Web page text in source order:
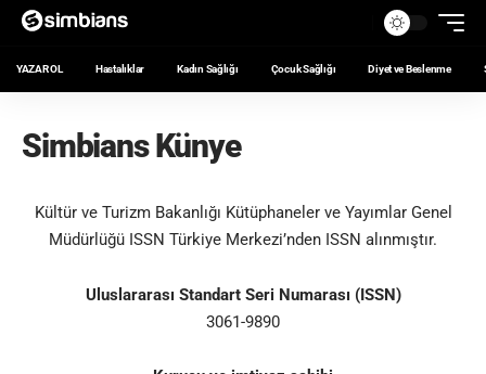
YAZAR OL Hastalıklar Kadın Sağlığı Çocuk Sağlığı Diyet ve Beslenme
Simbians Künye
Kültür ve Turizm Bakanlığı Kütüphaneler ve Yayımlar Genel
Müdürlüğü ISSN Türkiye Merkezi’nden ISSN alınmıştır.
Uluslararası Standart Seri Numarası (ISSN)
3061-9890